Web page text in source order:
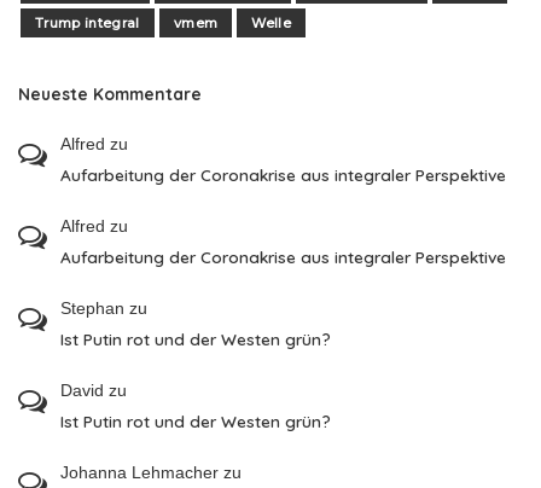
Trump integral
vmem Welle
Neueste Kommentare
Alfred zu
Aufarbeitung der Coronakrise aus integraler Perspektive
Alfred zu
Aufarbeitung der Coronakrise aus integraler Perspektive
Stephan zu
Ist Putin rot und der Westen grün?
David zu
Ist Putin rot und der Westen grün?
Johanna Lehmacher zu